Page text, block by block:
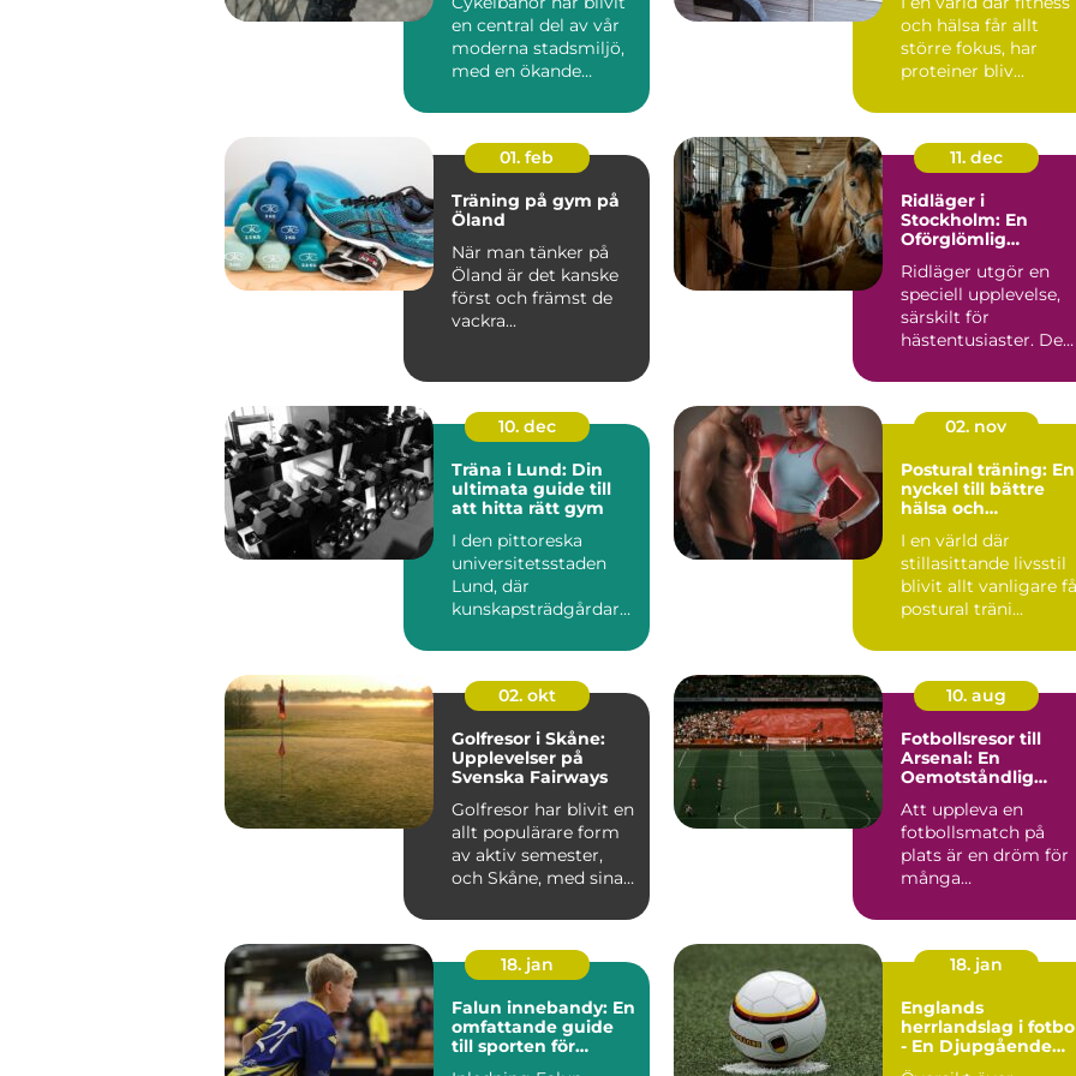
en central del av vår
moderna stadsmiljö,
med en ökande
och hälsa får allt
större fokus, har
proteiner bliv...
01. feb
Träning på gym på
Öland
När man tänker på
Öland är det kanske
först och främst de
vackra...
11. dec
Ridläger i
Stockholm: En
Oförglömlig
Hästälskare
Ridläger utgör en
speciell upplevelse,
särskilt för
hästentusiaster. De
10. dec
Träna i Lund: Din
ultimata guide till
att hitta rätt gym
I den pittoreska
universitetsstaden
Lund, där
kunskapsträdgårdar
02. nov
Postural träning: En
nyckel till bättre
hälsa och
I en värld där
stillasittande livsstil
blivit allt vanligare
postural träni...
02. okt
Golfresor i Skåne:
Upplevelser på
Svenska Fairways
Golfresor har blivit en
allt populärare form
av aktiv semester,
och Skåne, med sina
10. aug
Fotbollsresor till
Arsenal: En
Oemotståndlig
Att uppleva en
fotbollsmatch på
plats är en dröm för
många
18. jan
Falun innebandy: En
omfattande guide
till sporten för
18. jan
Englands
herrlandslag i
- En Djupgående